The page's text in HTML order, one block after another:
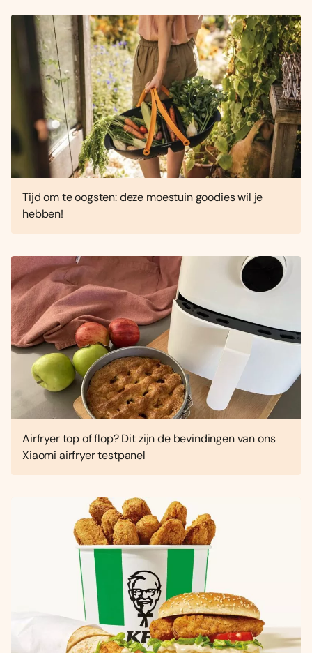
Tijd om te oogsten: deze moestuin goodies wil je
hebben!
Airfryer top of flop? Dit zijn de bevindingen van ons
Xiaomi airfryer testpanel